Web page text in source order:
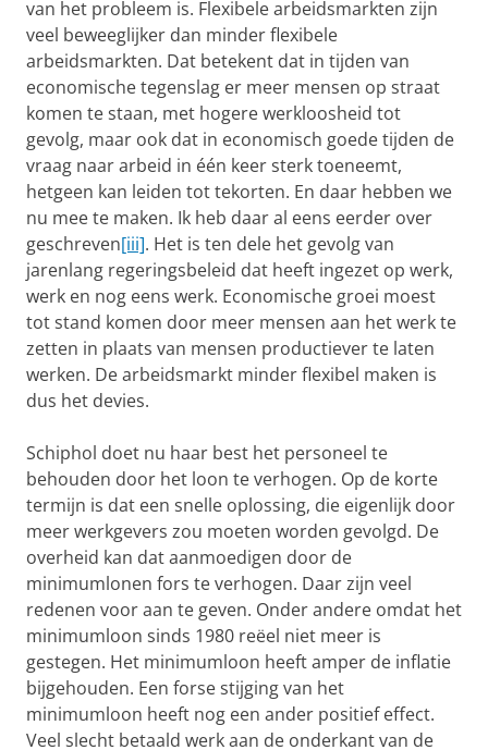
van het probleem is. Flexibele arbeidsmarkten zijn
veel beweeglijker dan minder flexibele
arbeidsmarkten. Dat betekent dat in tijden van
economische tegenslag er meer mensen op straat
komen te staan, met hogere werkloosheid tot
gevolg, maar ook dat in economisch goede tijden de
vraag naar arbeid in één keer sterk toeneemt,
hetgeen kan leiden tot tekorten. En daar hebben we
nu mee te maken. Ik heb daar al eens eerder over
geschreven[iii]. Het is ten dele het gevolg van
jarenlang regeringsbeleid dat heeft ingezet op werk,
werk en nog eens werk. Economische groei moest
tot stand komen door meer mensen aan het werk te
zetten in plaats van mensen productiever te laten
werken. De arbeidsmarkt minder flexibel maken is
dus het devies.
Schiphol doet nu haar best het personeel te
behouden door het loon te verhogen. Op de korte
termijn is dat een snelle oplossing, die eigenlijk door
meer werkgevers zou moeten worden gevolgd. De
overheid kan dat aanmoedigen door de
minimumlonen fors te verhogen. Daar zijn veel
redenen voor aan te geven. Onder andere omdat het
minimumloon sinds 1980 reëel niet meer is
gestegen. Het minimumloon heeft amper de inflatie
bijgehouden. Een forse stijging van het
minimumloon heeft nog een ander positief effect.
Veel slecht betaald werk aan de onderkant van de